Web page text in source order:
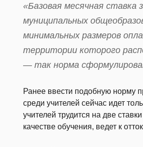
«Базовая месячная ставка
муниципальных
минимальных размеров
территории которого
— так норма
Ранее ввести подобную норму
среди учителей сейчас идет
учителей трудится на две
качестве обучения, ведет к